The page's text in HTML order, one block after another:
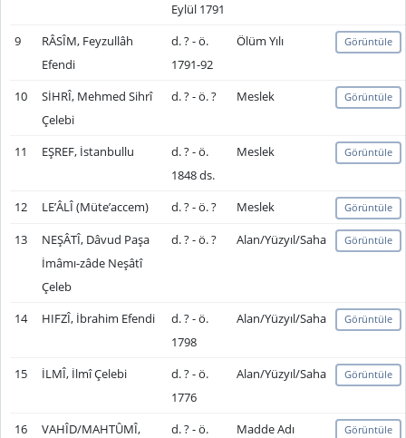
Eylül 1791
9
RÂSÎM, Feyzullâh
Efendi
d. ? - ö.
1791-92
Ölüm Yılı Görüntüle
10
SİHRÎ, Mehmed Sihrî
Çelebi
d. ? - ö. ? Meslek Görüntüle
11 EŞREF, İstanbullu
d. ? - ö.
1848 ds.
Meslek Görüntüle
12 LE’ÂLÎ (Müte’accem) d. ? - ö. ? Meslek Görüntüle
13
NEŞÂTÎ, Dâvud Paşa
İmâmı-zâde Neşâtî
Çeleb
d. ? - ö. ? Alan/Yüzyıl/Saha Görüntüle
14 HIFZÎ, İbrahim Efendi
d. ? - ö.
1798
Alan/Yüzyıl/Saha Görüntüle
15 İLMÎ, İlmî Çelebi
d. ? - ö.
1776
Alan/Yüzyıl/Saha Görüntüle
16
VAHÎD/MAHTÛMÎ,
d. ? - ö.
Madde Adı Görüntüle